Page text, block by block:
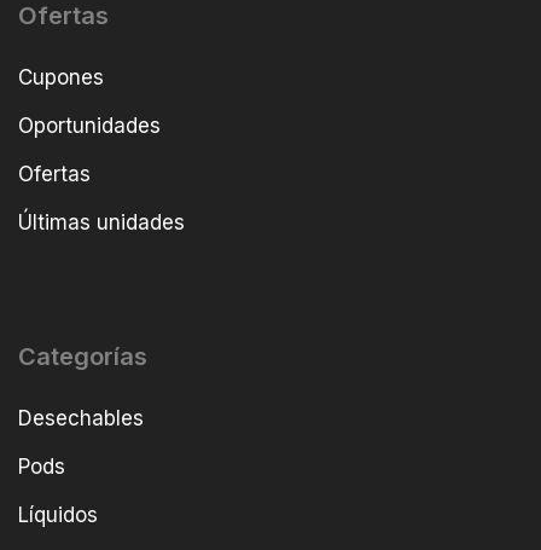
Ofertas
Cupones
Oportunidades
Ofertas
Últimas unidades
Categorías
Desechables
Pods
Líquidos